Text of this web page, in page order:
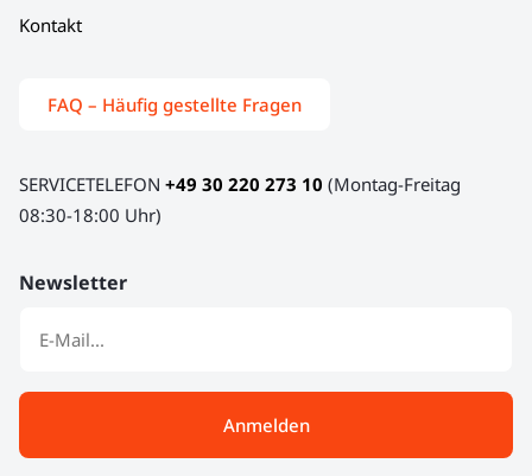
Kontakt
FAQ – Häufig gestellte Fragen
SERVICETELEFON +49 30 220 273 10 (Montag-Freitag
08:30-18:00 Uhr)
Newsletter
Anmelden